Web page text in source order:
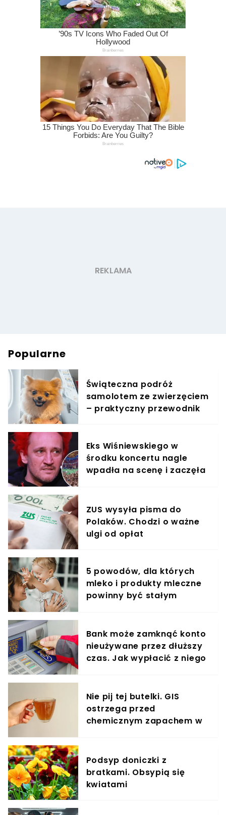
Popularne
Świąteczna podróż
samolotem ze zwierzęciem
– praktyczny przewodnik
Eks Wiśniewskiego w
środku koncertu nagle
wpadła na scenę i zaczęła
ZUS wysyła pisma do
Polaków. Chodzi o ważne
ulgi od opłat
5 powodów, dla których
mleko i produkty mleczne
powinny być stałym
Bank może zamknąć konto
nieużywane przez dłuższy
czas. Jak wypłacić z niego
Nie pij tej butelki. GIS
ostrzega przed
chemicznym zapachem w
Podsyp doniczki z
bratkami. Obsypią się
kwiatami